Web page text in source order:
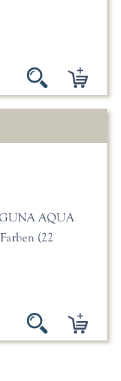
AQUA
(22